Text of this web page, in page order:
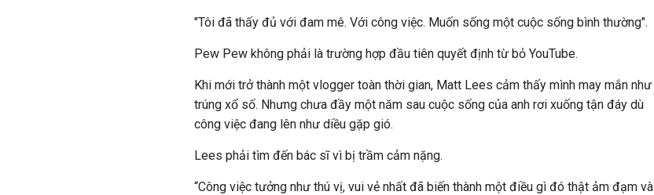
"Tôi đã thấy đủ với đam mê. Với công việc. Muốn sống một cuộc sống bình thường".
Pew Pew không phải là trường hợp đầu tiên quyết định từ bỏ YouTube.
Khi mới trở thành một vlogger toàn thời gian, Matt Lees cảm thấy mình may mắn như
trúng xổ số. Nhưng chưa đầy một năm sau cuộc sống của anh rơi xuống tận đáy dù
công việc đang lên như diều gặp gió.
Lees phải tìm đến bác sĩ vì bị trầm cảm nặng.
“Công việc tưởng như thú vị, vui vẻ nhất đã biến thành một điều gì đó thật ảm đạm và